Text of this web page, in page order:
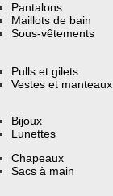
Pantalons
Maillots de bain
Sous-vêtements
Pulls et gilets
Vestes et manteaux
Bijoux
Lunettes
Chapeaux
Sacs à main